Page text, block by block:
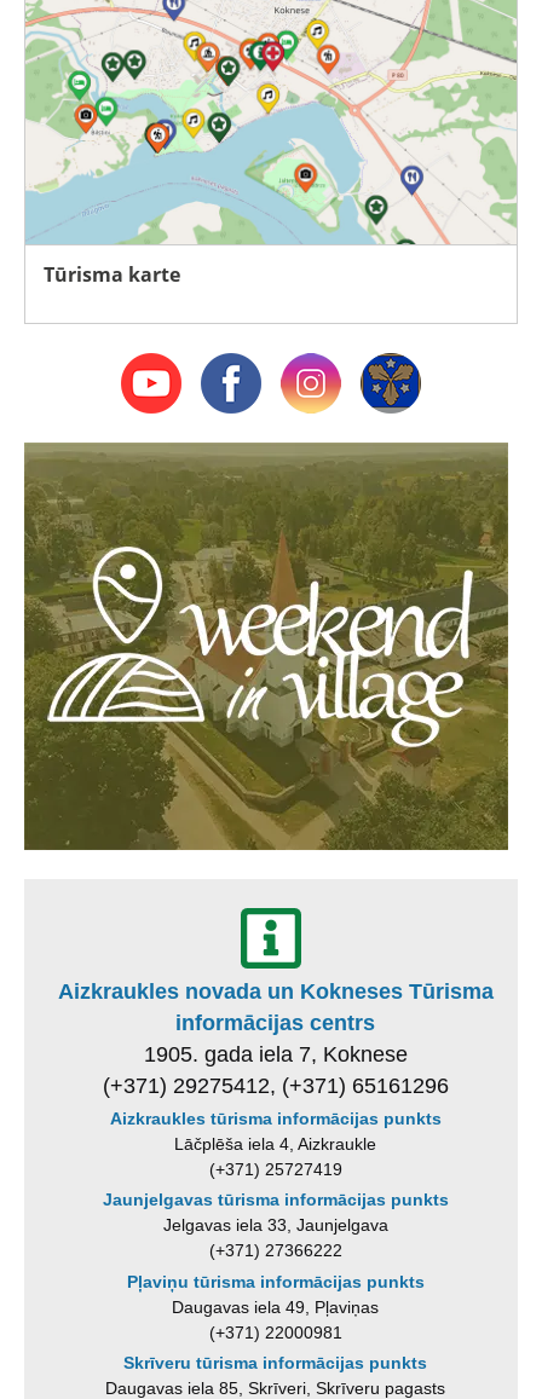
Tūrisma karte
Aizkraukles novada un Kokneses Tūrisma
informācijas centrs
1905. gada iela 7, Koknese
(+371) 29275412, (+371) 65161296
Aizkraukles tūrisma informācijas punkts
Lāčplēša iela 4, Aizkraukle
(+371) 25727419
Jaunjelgavas tūrisma informācijas punkts
Jelgavas iela 33, Jaunjelgava
(+371) 27366222
Pļaviņu tūrisma informācijas punkts
Daugavas iela 49, Pļaviņas
(+371) 22000981
Skrīveru tūrisma informācijas punkts
Daugavas iela 85, Skrīveri, Skrīveru pagasts